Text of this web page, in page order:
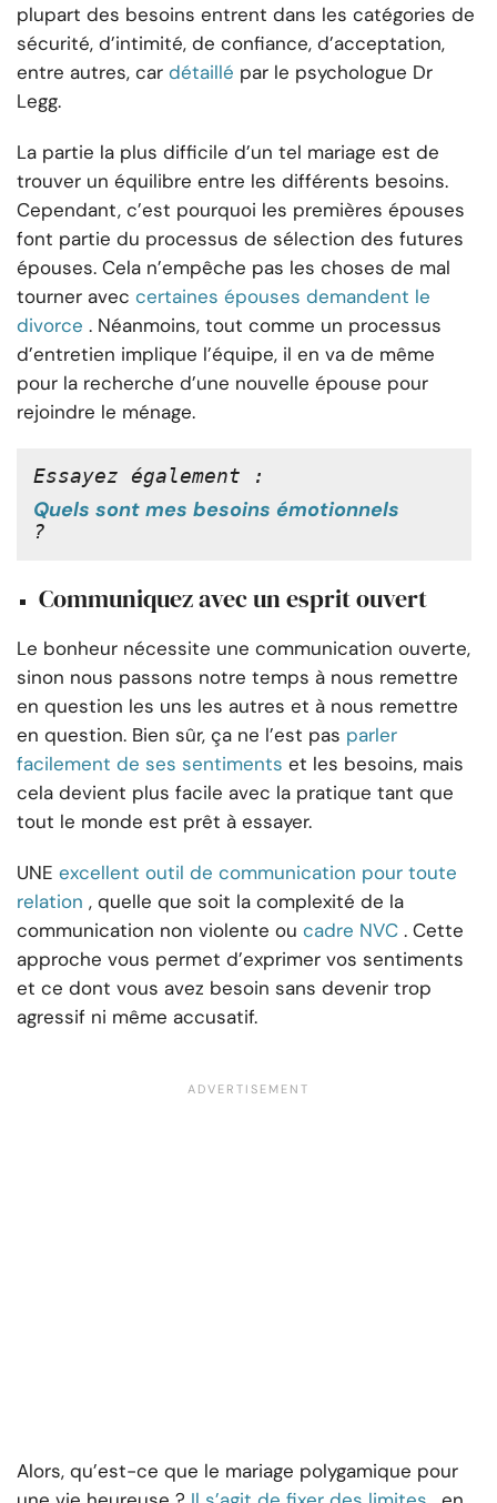
plupart des besoins entrent dans les catégories de
sécurité, d’intimité, de confiance, d’acceptation,
entre autres, car détaillé par le psychologue Dr
Legg.
La partie la plus difficile d’un tel mariage est de
trouver un équilibre entre les différents besoins.
Cependant, c’est pourquoi les premières épouses
font partie du processus de sélection des futures
épouses. Cela n’empêche pas les choses de mal
tourner avec certaines épouses demandent le
divorce . Néanmoins, tout comme un processus
d’entretien implique l’équipe, il en va de même
pour la recherche d’une nouvelle épouse pour
rejoindre le ménage.
Essayez également :
Quels sont mes besoins émotionnels
?
Communiquez avec un esprit ouvert
Le bonheur nécessite une communication ouverte,
sinon nous passons notre temps à nous remettre
en question les uns les autres et à nous remettre
en question. Bien sûr, ça ne l’est pas parler
facilement de ses sentiments et les besoins, mais
cela devient plus facile avec la pratique tant que
tout le monde est prêt à essayer.
UNE excellent outil de communication pour toute
relation , quelle que soit la complexité de la
communication non violente ou cadre NVC . Cette
approche vous permet d’exprimer vos sentiments
et ce dont vous avez besoin sans devenir trop
agressif ni même accusatif.
Alors, qu’est-ce que le mariage polygamique pour